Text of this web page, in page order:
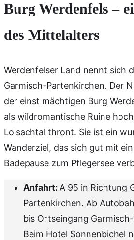
Burg Werdenfels –
des Mittelalters
Werdenfelser Land nennt sich
Garmisch-Partenkirchen. Der
der einst mächtigen Burg
als wildromantische Ruine
Loisachtal thront. Sie ist ein
Wanderziel, das sich gut mit
Badepause zum Pflegersee
Anfahrt: A 95 in Richtung
Partenkirchen. Ab
bis Ortseingang
Beim Hotel Sonnenbichel